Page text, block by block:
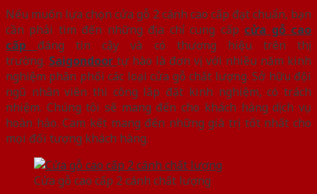
Nếu muốn lựa chọn cửa gỗ 2 cánh cao cấp đạt chuẩn, bạn
cần phải tìm đến những địa chỉ cung cấp cửa gỗ cao
cấp
đáng tin cậy và có thương hiệu trên thị
trường. Saigondoor tự hào là đơn vị với nhiều năm kinh
nghiệm phân phối các loại cửa gỗ chất lượng. Sở hữu đội
ngũ nhân viên thi công lắp đặt kinh nghiệm, có trách
nhiệm. Chúng tôi sẽ mang đến cho khách hàng dịch vụ
hoàn hảo. Cam kết mang đến những giá trị tốt nhất cho
mọi đối tượng khách hàng.
Cửa gỗ cao cấp 2 cánh chất lượng